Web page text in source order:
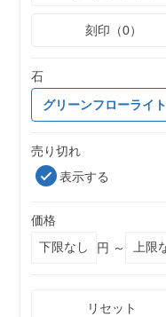
刻印（0）
石
グリーンフローライト
売り切れ
表示する
価格
円 ～
リセット